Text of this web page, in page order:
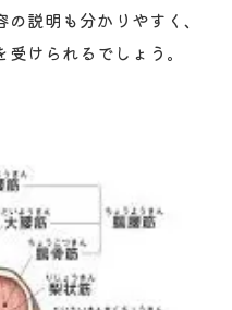
説明も分かりやすく、
けられるでしょう。